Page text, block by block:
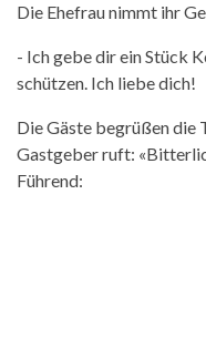
Die Ehefrau nimmt ihr
- Ich gebe dir ein Stück
schützen. Ich liebe dich!
Die Gäste begrüßen die
Gastgeber ruft:
Führend: